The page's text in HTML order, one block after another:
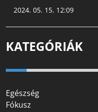
2024. 05. 15. 12:09
KATEGÓRIÁK
Egészség
Fókusz